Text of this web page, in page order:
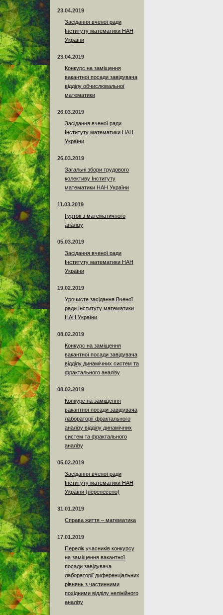
23.04.2019
Засідання вченої ради
Інституту математики НАН
України
23.04.2019
Конкурс на заміщення
вакантної посади завідувача
відділу обчислювальної
математики
26.03.2019
Засідання вченої ради
Інституту математики НАН
України
26.03.2019
Загальні збори трудового
колективу Інституту
математики НАН України
11.03.2019
Гурток з математичного
аналізу
05.03.2019
Засідання вченої ради
Інституту математики НАН
України
19.02.2019
Урочисте засідання Вченої
ради Інституту математики
НАН України
08.02.2019
Конкурс на заміщення
вакантної посади завідувача
відділу динамічних систем та
фрактального аналізу
08.02.2019
Конкурс на заміщення
вакантної посади завідувача
лабораторії фрактального
аналізу відділу динамічних
систем та фрактального
аналізу
05.02.2019
Засідання вченої ради
Інституту математики НАН
України (перенесено)
31.01.2019
Справа життя – математика
17.01.2019
Перелік учасників конкурсу
на заміщення вакантної
посади завідувача
лабораторії диференціальних
рівнянь з частинними
похідними відділу нелінійного
аналізу